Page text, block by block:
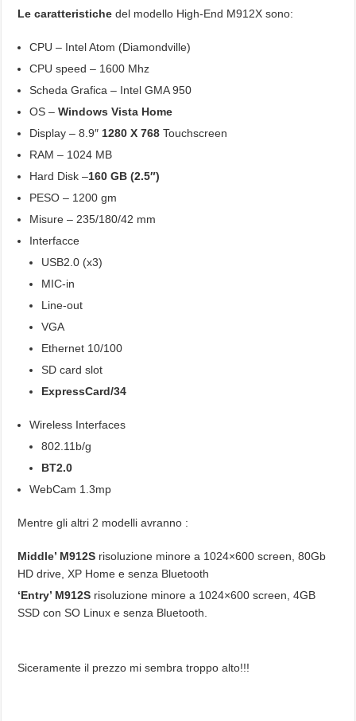
Le caratteristiche del modello High-End M912X sono:
CPU – Intel Atom (Diamondville)
CPU speed – 1600 Mhz
Scheda Grafica – Intel GMA 950
OS –Windows Vista Home
Display – 8.9″ 1280 X 768 Touchscreen
RAM – 1024 MB
Hard Disk –160 GB (2.5″)
PESO – 1200 gm
Misure – 235/180/42 mm
Interfacce
USB2.0 (x3)
MIC-in
Line-out
VGA
Ethernet 10/100
SD card slot
ExpressCard/34
Wireless Interfaces
802.11b/g
BT2.0
WebCam 1.3mp
Mentre gli altri 2 modelli avranno :
Middle’ M912S risoluzione minore a 1024×600 screen, 80Gb
HD drive, XP Home e senza Bluetooth
‘Entry’ M912S risoluzione minore a 1024×600 screen, 4GB
SSD con SO Linux e senza Bluetooth.
Siceramente il prezzo mi sembra troppo alto!!!